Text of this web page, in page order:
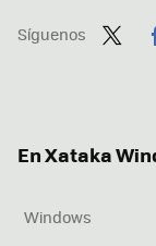
Síguenos
En Xataka
Windows